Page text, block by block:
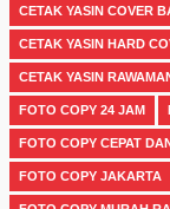
CETAK YASIN COVER
CETAK YASIN HARD
CETAK YASIN
FOTO COPY 24 JAM
FOTO COPY CEPAT
FOTO COPY JAKARTA